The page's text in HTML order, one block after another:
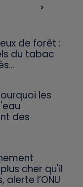
de forêt :
du tabac
les
des
cher qu'il
alerte l’ONU